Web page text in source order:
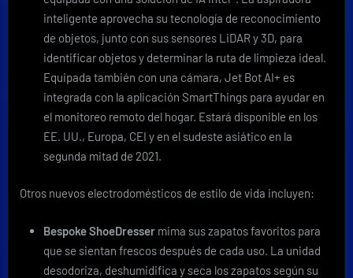
inteligente aprovecha su tecnología de reconocimiento
de objetos, junto con sus sensores LiDAR y 3D, para
identificar objetos y determinar la ruta de limpieza ideal.
Equipada también con una cámara, Jet Bot AI+ es
integrada con la aplicación SmartThings para ayudar en
el monitoreo remoto del hogar. Estará disponible en los
EE. UU., Europa, CEI y en el sudeste asiático en la
segunda mitad de 2021.
Otros nuevos electrodomésticos de estilo de vida incluyen:
Bespoke ShoeDresser mima sus zapatos favoritos para
que se sientan frescos después de cada uso. La unidad
desodoriza, deshumidifica y seca los zapatos según su